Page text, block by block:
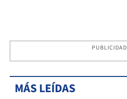
PUBLICIDAD
MÁS LEÍDAS